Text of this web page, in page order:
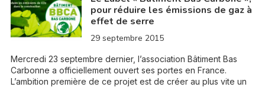
pour réduire les émissions de gaz à
effet de serre
29 septembre 2015
Mercredi 23 septembre dernier, l’association Bâtiment Bas
Carbonne a officiellement ouvert ses portes en France.
L’ambition première de ce projet est de créer au plus vite un